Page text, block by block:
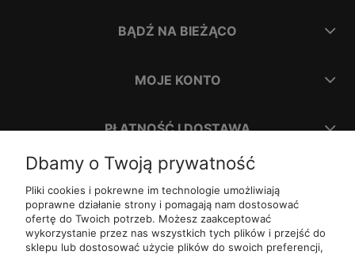
BĄDŹ NA BIEŻĄCO
MOJE KONTO
PŁATNOŚĆ I DOSTAWA
INFORMACJE
O NAS
Dbamy o Twoją prywatność
Pliki cookies i pokrewne im technologie umożliwiają
poprawne działanie strony i pomagają nam dostosować
ofertę do Twoich potrzeb. Możesz zaakceptować
wykorzystanie przez nas wszystkich tych plików i przejść do
sklepu lub dostosować użycie plików do swoich preferencji,